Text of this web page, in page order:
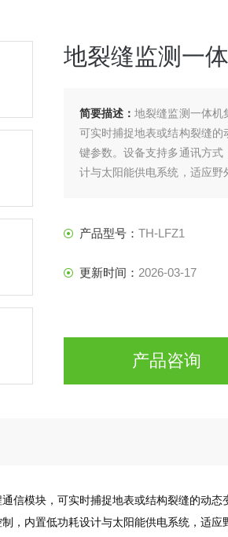
地裂缝监测一
简要描述：地裂缝监测一体机
可实时捕捉地表或结构裂缝
键参数。设备支持多通讯方
计与太阳能供电系统，适应野
产品型号： TH-LFZ1
更新时间： 2026-03-17
产品咨询
信模块，可实时捕捉地表或结构裂缝的动
，内置低功耗设计与太阳能供电系统，适